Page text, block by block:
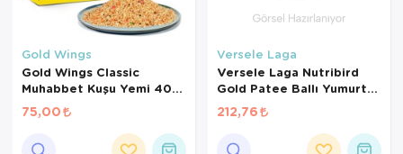
Gold Wings
Gold Wings Classic
Muhabbet Kuşu Yemi 400
Gr
75,00
Versele Laga
Versele Laga Nutribird
Gold Patee Ballı Yumurtalı
Kanarya Maması (500 GR
BÖLÜNMÜŞ)
212,76